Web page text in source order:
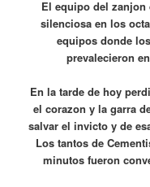
El equipo del zanjon
silenciosa en los
equipos donde
prevalecieron
En la tarde de hoy
el corazon y la garra
salvar el invicto y de
Los tantos de
minutos fueron